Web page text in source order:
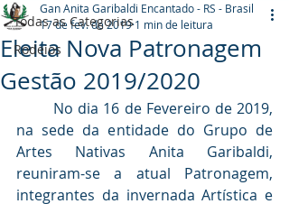
Todas as Categorias
Rodeios
Eleita Nova Patronagem
Gestão 2019/2020
Gan Anita Garibaldi Encantado - RS - Brasil
17 de fev. de 2019 1 min de leitura
na sede da entidade do Grupo de
Artes Nativas Anita Garibaldi,
reuniram-se a atual Patronagem,
integrantes da invernada Artística e